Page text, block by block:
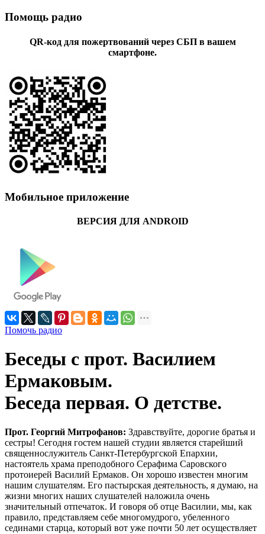
Помощь радио
QR-код для пожертвований через СБП в вашем
смартфоне.
Мобильное приложение
ВЕРСИЯ ДЛЯ ANDROID
Помочь радио
Беседы с прот. Василием
Ермаковым.
Беседа первая. О детстве.
Прот. Георгий Митрофанов: Здравствуйте, дорогие братья и
сестры! Сегодня гостем нашей студии является старейший
священнослужитель Санкт-Петербургской Епархии,
настоятель храма преподобного Серафима Саровского
протоиерей Василий Ермаков. Он хорошо известен многим
нашим слушателям. Его пастырская деятельность, я думаю, на
жизни многих наших слушателей наложила очень
значительный отпечаток. И говоря об отце Василии, мы, как
правило, представляем себе многомудрого, убеленного
сединами старца, который вот уже почти 50 лет осуществляет